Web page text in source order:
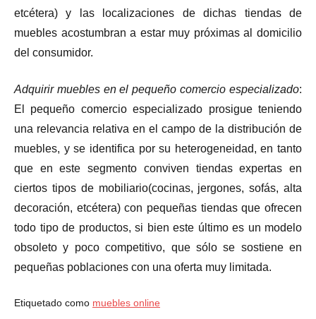
etcétera) y las localizaciones de dichas tiendas de
muebles acostumbran a estar muy próximas al domicilio
del consumidor.
Adquirir muebles en el pequeño comercio especializado:
El pequeño comercio especializado prosigue teniendo
una relevancia relativa en el campo de la distribución de
muebles, y se identifica por su heterogeneidad, en tanto
que en este segmento conviven tiendas expertas en
ciertos tipos de mobiliario(cocinas, jergones, sofás, alta
decoración, etcétera) con pequeñas tiendas que ofrecen
todo tipo de productos, si bien este último es un modelo
obsoleto y poco competitivo, que sólo se sostiene en
pequeñas poblaciones con una oferta muy limitada.
Etiquetado como muebles online